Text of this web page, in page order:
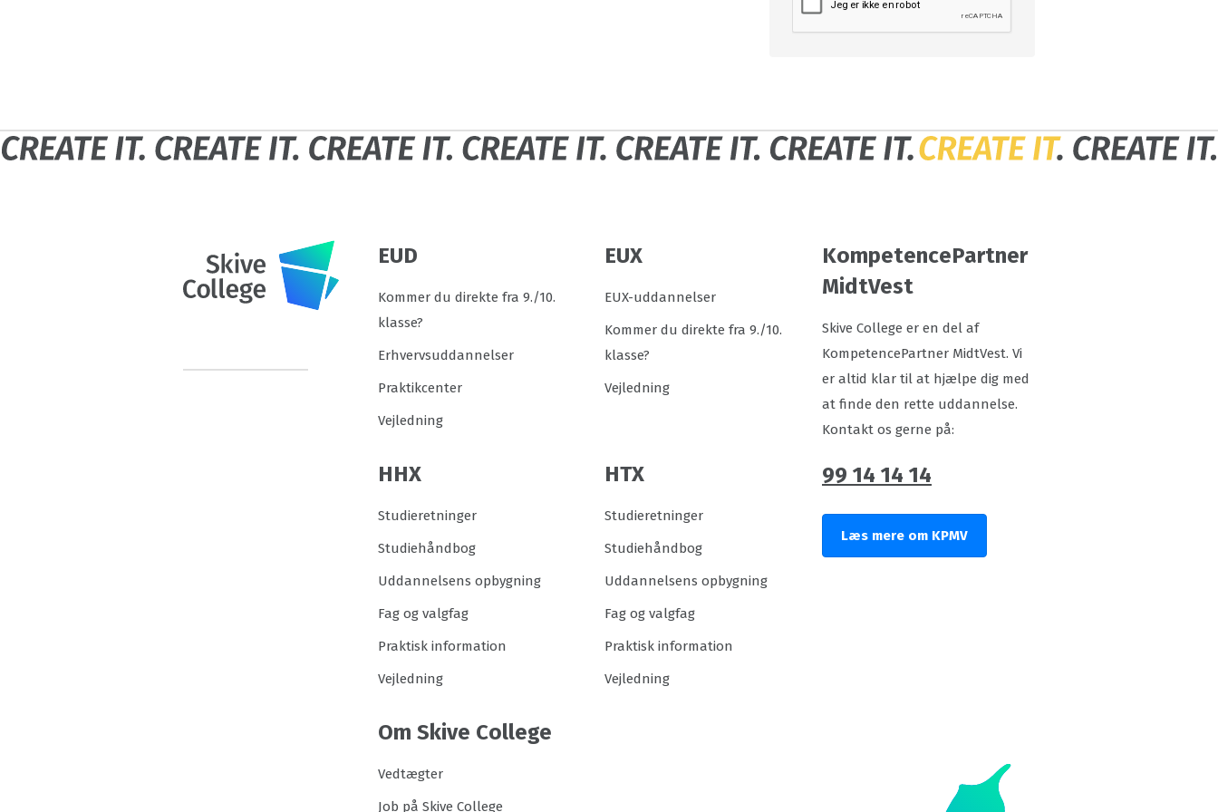
EUD
Kommer du direkte fra 9./10.
klasse?
Erhvervsuddannelser
Praktikcenter
Vejledning
EUX
EUX-uddannelser
Kommer du direkte fra 9./10.
klasse?
Vejledning
HHX
Studieretninger
Studiehåndbog
Uddannelsens opbygning
Fag og valgfag
Praktisk information
Vejledning
HTX
Studieretninger
Studiehåndbog
Uddannelsens opbygning
Fag og valgfag
Praktisk information
Vejledning
Om Skive College
Vedtægter
Job på Skive College
KompetencePartner
MidtVest
Skive College er en del af
KompetencePartner MidtVest. Vi
er altid klar til at hjælpe dig med
at finde den rette uddannelse.
Kontakt os gerne på:
99 14 14 14
Læs mere om KPMV